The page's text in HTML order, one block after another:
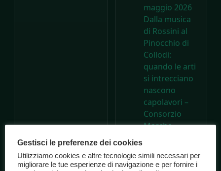
maggio 2026
Dalla musica
di Rossini al
Pinocchio di
Collodi:
quando le arti
si intrecciano
nascono
capolavori –
Consorzio
Marche
dalla nascita di
Gestisci le preferenze dei cookies
Utilizziamo cookies e altre tecnologie simili necessari per
migliorare le tue esperienze di navigazione e per fornire i